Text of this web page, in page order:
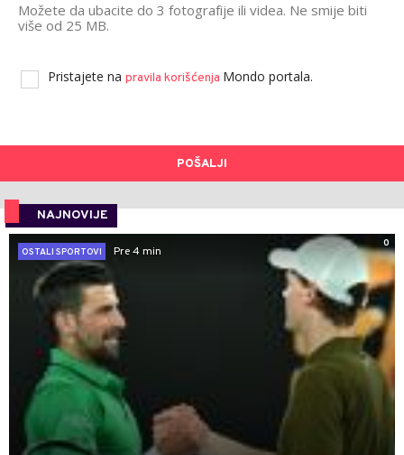
Možete da ubacite do 3 fotografije ili videa. Ne smije biti
više od 25 MB.
Pristajete na pravila korišćenja Mondo portala.
POŠALJI
NAJNOVIJE
0
OSTALI SPORTOVI
Pre 4 min